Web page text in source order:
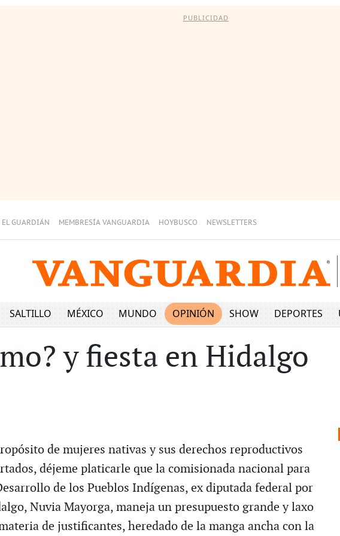
PUBLICIDAD
EL GUARDIÁN MEMBRESÍA VANGUARDIA HOYBUSCO NEWSLETTERS
SALTILLO MÉXICO MUNDO OPINIÓN SHOW DEPORTES
y fiesta en Hidalgo
de mujeres nativas y sus derechos reproductivos
déjeme platicarle que la comisionada nacional para
de los Pueblos Indígenas, ex diputada federal por
Nuvia Mayorga, maneja un presupuesto grande y laxo
de justificantes, heredado de la manga ancha con la